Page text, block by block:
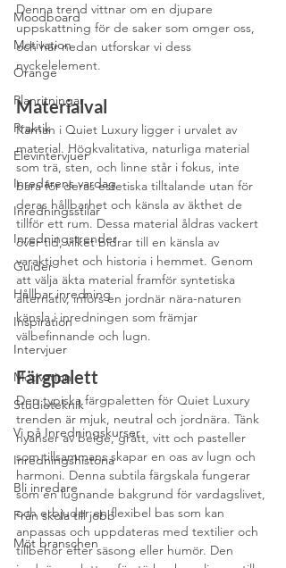
Moodboard
Motivation
Orange
Planritningar
Praktik
Elevintervjuer
Inredarens vardag
Inredningsstilar
Inredningstrender
Guider
Hållbar inredning
Inspiration
Intervjuer
Motivation
Studieteknik
Vi på Inredningskurser
Inredningshistoria
Bli inredare
Från skola till jobb
Möt branschen
Denna trend vittnar om en djupare
uppskattning för de saker som omger oss,
och här nedan utforskar vi dess
nyckelelement.
Materialval
Kärnan i Quiet Luxury ligger i urvalet av
material. Högkvalitativa, naturliga material
som trä, sten, och linne står i fokus, inte
bara för deras estetiska tilltalande utan för
deras hållbarhet och känsla av äkthet de
tillför ett rum. Dessa material åldras vackert
över tid, vilket bidrar till en känsla av
varaktighet och historia i hemmet. Genom
att välja äkta material framför syntetiska
alternativ, införs en jordnär nära-naturen
känsla i inredningen som främjar
välbefinnande och lugn.
Färgpalett
Den typiska färgpaletten för Quiet Luxury
trenden är mjuk, neutral och jordnära. Tänk
nyanser av beige, grått, vitt och pasteller
som tillsammans skapar en oas av lugn och
harmoni. Denna subtila färgskala fungerar
som en lugnande bakgrund för vardagslivet,
och erbjuder en flexibel bas som kan
anpassas och uppdateras med textilier och
tillbehör efter säsong eller humör. Den